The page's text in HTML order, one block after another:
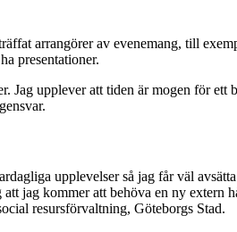
arrangörer av evenemang, till
presentationer.
Jag upplever att tiden är mogen för
upplevelser så jag får väl
jag kommer att behöva en ny
resursförvaltning, Göteborgs Stad.